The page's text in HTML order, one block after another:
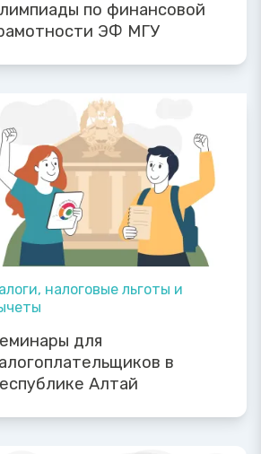
по финансовой
ЭФ МГУ
налоговые льготы и
для
в
Алтай